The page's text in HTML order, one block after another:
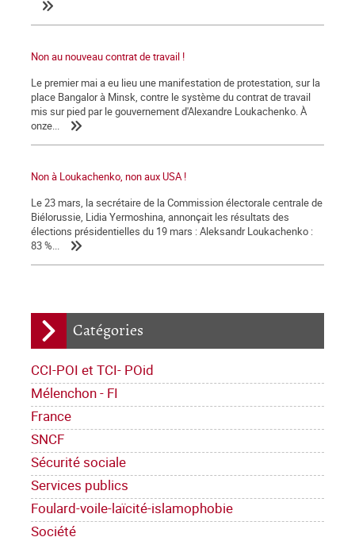
Catégories
CCI-POI et TCI- POid
Mélenchon - FI
France
SNCF
Sécurité sociale
Services publics
Foulard-voile-laïcité-islamophobie
Société
Non au nouveau contrat de travail !
Le premier mai a eu lieu une manifestation de protestation, sur la
place Bangalor à Minsk, contre le système du contrat de travail
mis sur pied par le gouvernement d'Alexandre Loukachenko. À
onze...
Non à Loukachenko, non aux USA !
Le 23 mars, la secrétaire de la Commission électorale centrale de
Biélorussie, Lidia Yermoshina, annonçait les résultats des
élections présidentielles du 19 mars : Aleksandr Loukachenko :
83 %...